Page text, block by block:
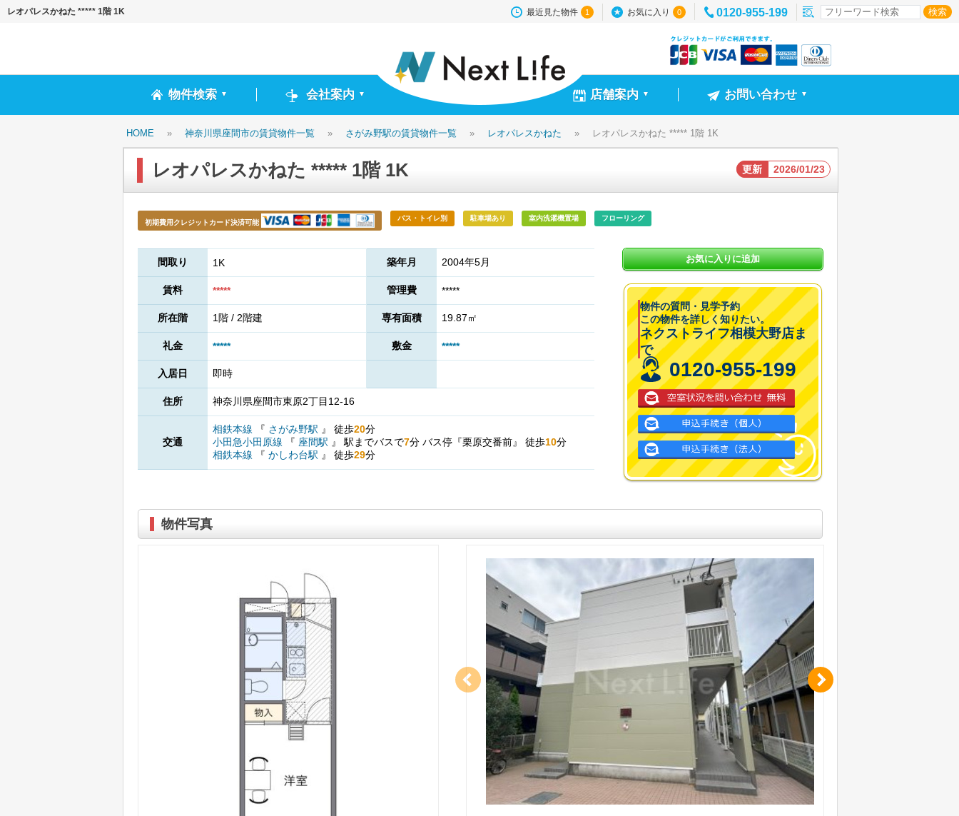
レオパレスかねた ***** 1階 1K 最近見た物件 1 お気に入り 0 0120-955-199
物件検索 ▼ 会社案内 ▼ 店舗案内 ▼ お問い合わせ ▼
HOME » 神奈川県座間市の賃貸物件一覧 » さがみ野駅の賃貸物件一覧 » レオパレスかねた » レオパレスかねた ***** 1階 1K
レオパレスかねた ***** 1階 1K 更新 2026/01/23
初期費用クレジットカード決済可能
バス・トイレ別 駐車場あり 室内洗濯機置場 フローリング
間取り 1K 築年月 2004年5月
賃料 ***** 管理費 *****
所在階 1階 / 2階建 専有面積 19.87㎡
礼金 ***** 敷金 *****
入居日 即時
住所 神奈川県座間市東原2丁目12-16
交通
相鉄本線 『 さがみ野駅 』 徒歩20分
小田急小田原線
『 座間駅 』 駅までバスで7分 バス停『栗原交番前』 徒歩10分
相鉄本線
『 かしわ台駅 』 徒歩29分
お気に入りに追加
物件の質問・見学予約
この物件を詳しく知りたい。
ネクストライフ相模大野店ま
で
0120-955-199
物件写真